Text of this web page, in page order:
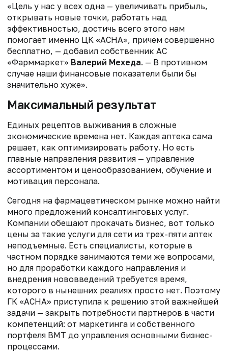
«Цель у нас у всех одна — увеличивать прибыль,
открывать новые точки, работать над
эффективностью, достичь всего этого нам
помогает именно ЦК «АСНА», причем совершенно
бесплатно, — добавил собственник АС
«Фарммаркет» Валерий Мехеда. — В противном
случае наши финансовые показатели были бы
значительно хуже».
Максимальный результат
Единых рецептов выживания в сложные
экономические времена нет. Каждая аптека сама
решает, как оптимизировать работу. Но есть
главные направления развития — управление
ассортиментом и ценообразованием, обучение и
мотивация персонала.
Сегодня на фармацевтическом рынке можно найти
много предложений консалтинговых услуг.
Компании обещают прокачать бизнес, вот только
цены за такие услуги для сети из трех-пяти аптек
неподъемные. Есть специалисты, которые в
частном порядке занимаются теми же вопросами,
но для проработки каждого направления и
внедрения нововведений требуется время,
которого в нынешних реалиях просто нет. Поэтому
ГК «АСНА» приступила к решению этой важнейшей
задачи — закрыть потребности партнеров в части
компетенций: от маркетинга и собственного
портфеля ВМТ до управления основными бизнес-
процессами.